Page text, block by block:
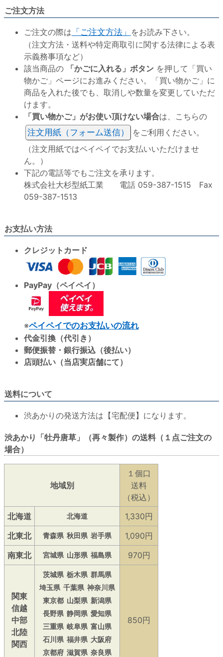
ご注文方法
ご注文の際は 「ご注文方法」 をお読み下さい。
（注文方法・送料や特定商取引に関する法律による表
示義務事項など）
該当商品の
「かごに入れる」ボタン を押して「買い
物かご」ページにお進みください。「買い物かご」に
商品を入れた後でも、取消しや数量を変更していただ
けます。
「買い物かご」がお使い頂けない場合は、こちらの
注文用紙（フォーム送信）
をご利用ください。
（注文用紙ではペイペイでお支払いいただけませ
ん。）
下記の電話等でもご注文を承ります。
株式会社大杉型紙工業 電話 059-387-1515 Fax
059-387-1513
お支払い方法
クレジットカード
PayPay（ペイペイ）
※ペイペイでのお支払いの流れ
代金引換（代引き）
郵便振替・銀行振込（後払い）
店頭払い（当店実店舗にて）
送料について
渋あかりの発送方法は【宅配便】になります。
渋あかり「牡丹唐草」（再々製作）の送料（１点ご注文の
場合）
地域別
１個口
送料
（税込）
北海道
北海道
1,330円
北東北
青森県 秋田県 岩手県
1,090円
南東北
宮城県 山形県 福島県 970円
関東
信越
中部
北陸
関西
茨城県 栃木県 群馬県
埼玉県 千葉県 神奈川県
東京都 山梨県 新潟県
長野県 静岡県 愛知県
三重県 岐阜県 富山県
石川県 福井県 大阪府
京都府 滋賀県 奈良県
850円